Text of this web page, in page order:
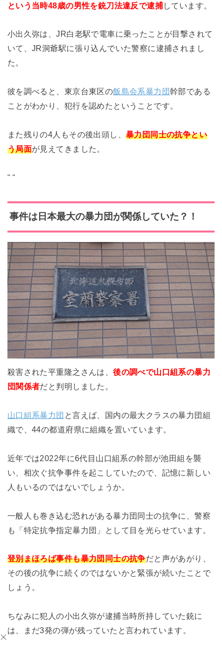
という当時48歳の男性を銃刀法違反で逮捕しています。
小出久弥は、JR白老駅で電車に乗ったことが目撃されて
いて、JR洞爺駅に張り込んでいた警察に逮捕されまし
た。
彼を調べると、東京台東区の飯島会系暴力団幹部である
ことがわかり、犯行を認めたということです。
また残りの4人もその後出頭し、暴力団同士の抗争とい
う局面が見えてきました。
" "
事件は日本最大の暴力団が関係していた？！
殺害された平重隆之さんは、後の調べで山口組系の暴力
団関係者だと判明しました。
山口組系暴力団 と言えば、国内の最大クラスの暴力団組
織で、44の都道府県に組織を置いています。
近年では2022年に6代目山口組系の幹部が池田組を襲
い、相次ぐ抗争事件を起こしていたので、記憶に新しい
人もいるのではないでしょうか。
一般人も巻き込む恐れがある暴力団同士の抗争に、警察
も「特定抗争指定暴力団」として目を光らせています。
登別まほろば事件も暴力団同士の抗争だと声があがり、
その後の抗争に続くのではないかと緊張が続いたことで
しょう。
ちなみに犯人の小出久弥が逮捕当時所持していた銃に
は、まだ3発の弾が残っていたと言われています。